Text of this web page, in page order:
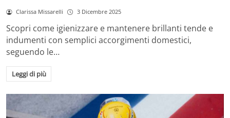
Clarissa Missarelli 3 Dicembre 2025
Scopri come igienizzare e mantenere brillanti tende e
indumenti con semplici accorgimenti domestici,
seguendo le…
Leggi di più